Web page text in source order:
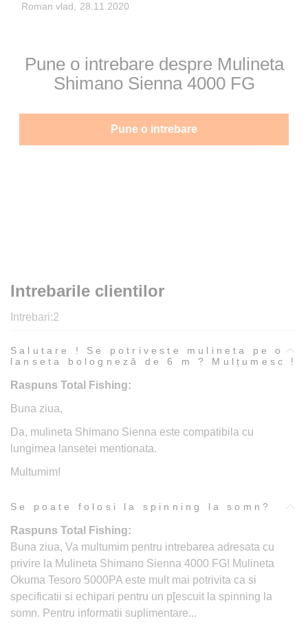
Roman vlad, Publicata
28.11.2020
Intrebarile clientilor
Intrebari:2
Salutare ! Se potriveste mulineta pe o
lanseta bologneză de 6 m ? Mulțumesc !
Raspuns Total Fishing:
Buna ziua,
Da, mulineta Shimano Sienna este compatibila cu
lungimea lansetei mentionata.
Multumim!
Se poate folosi la spinning la somn?
Raspuns Total Fishing:
Buna ziua, Va multumim pentru intrebarea adresata cu
privire la Mulineta Shimano Sienna 4000 FG! Mulineta
Okuma Tesoro 5000PA este mult mai potrivita ca si
specificatii si echipari pentru un p[escuit la spinning la
somn. Pentru informatii suplimentare...
Pune o intrebare despre Mulineta
Shimano Sienna 4000 FG
Pune o intrebare